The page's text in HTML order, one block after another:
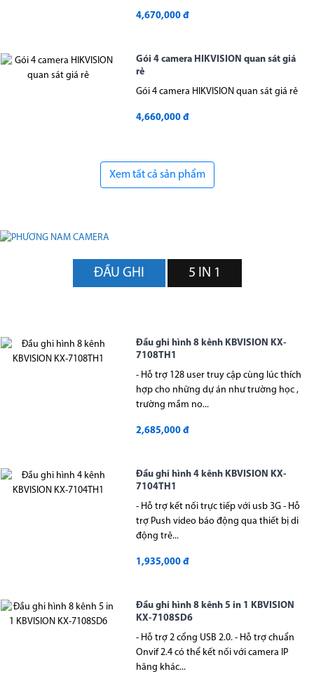
4,670,000 đ
Gói 4 camera HIKVISION quan sát giá
rẻ
Gói 4 camera HIKVISION quan sát giá rẻ
4,660,000 đ
Xem tất cả sản phẩm
ĐẦU GHI 5 IN 1
Đầu ghi hình 8 kênh KBVISION KX-
7108TH1
- Hỗ trợ 128 user truy cập cùng lúc thích
hợp cho những dự án như trường học ,
trường mầm no...
2,685,000 đ
Đầu ghi hình 4 kênh KBVISION KX-
7104TH1
- Hỗ trợ kết nối trực tiếp với usb 3G - Hỗ
trợ Push video báo động qua thiết bị di
động trê...
1,935,000 đ
Đầu ghi hình 8 kênh 5 in 1 KBVISION
KX-7108SD6
- Hỗ trợ 2 cổng USB 2.0. - Hỗ trợ chuẩn
Onvif 2.4 có thể kết nối với camera IP
hãng khác...